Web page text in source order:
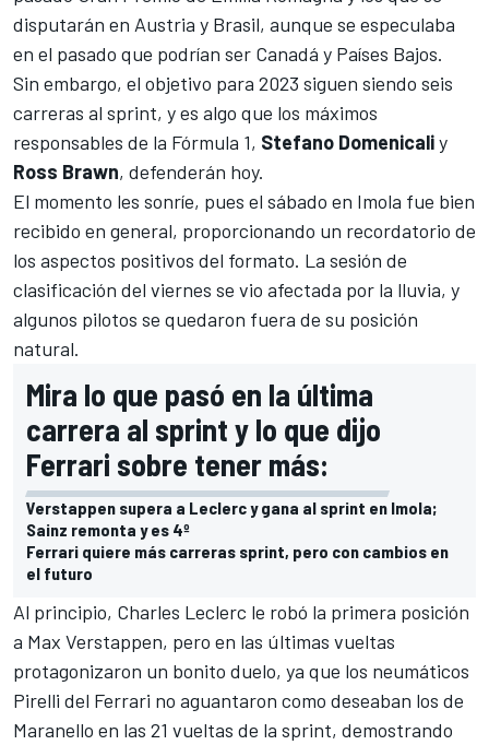
disputarán en Austria y Brasil, aunque se especulaba
en el pasado que podrían ser Canadá y Países Bajos.
Sin embargo, el objetivo para 2023 siguen siendo seis
carreras al sprint, y es algo que los máximos
responsables de la Fórmula 1, Stefano Domenicaliy
Ross Brawn, defenderán hoy.
El momento les sonríe, pues el sábado en Imola fue bien
recibido en general, proporcionando un recordatorio de
los aspectos positivos del formato. La sesión de
clasificación del viernes se vio afectada por la lluvia, y
algunos pilotos se quedaron fuera de su posición
natural.
Mira lo que pasó en la última
carrera al sprint y lo que dijo
Ferrari sobre tener más:
Verstappen supera a Leclerc y gana al sprint en Imola;
Sainz remonta y es 4º
Ferrari quiere más carreras sprint, pero con cambios en
el futuro
Al principio, Charles Leclerc le robó la primera posición
a Max Verstappen, pero en las últimas vueltas
protagonizaron un bonito duelo, ya que los neumáticos
Pirelli del Ferrari no aguantaron como deseaban los de
Maranello en las 21 vueltas de la sprint, demostrando